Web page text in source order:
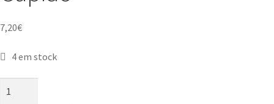
7,20€
4 em stock